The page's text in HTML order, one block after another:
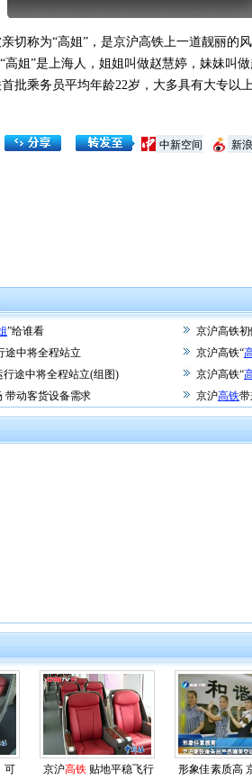
称为“高姐”，是京沪高铁上一道靓丽的
高姐”是上海人，姐姐叫做赵慧婷，妹妹叫
乘务员平均年龄22岁，大多具有大专以
新
中新空间
”给谁看
京沪高铁
途中将全程站立 京沪高铁“
行途中将全程站立(组图) 京沪高铁“
带动客货设备需求 京沪高铁带
可
京沪高铁贴地平稳飞行
形象佳素质高